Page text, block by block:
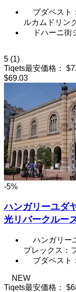
ブダペスト
ルカムドリン
ドハーニ街
5 (1)
Tiqets最安価格：
$69.03
-5%
ハンガリーユダ
光リバークルー
ハンガリー
プレックス：
ブダペスト
NEW
Tiqets最安価格：